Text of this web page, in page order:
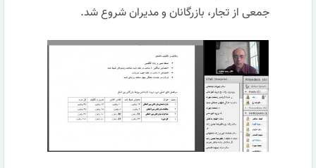
جمعی از تجار، بازرگانان و مدیران شروع شد.